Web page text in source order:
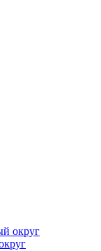
округ